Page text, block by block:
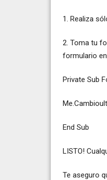
1. Realiza
2. Toma tu
formulario
Private Sub
End Sub
LISTO!
Te aseguro